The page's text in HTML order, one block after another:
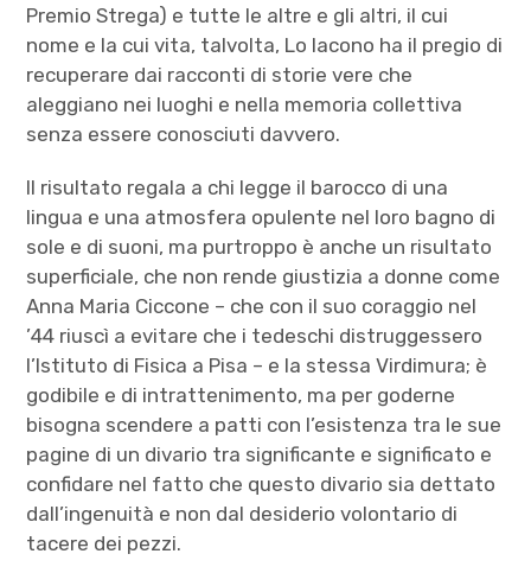
Premio Strega) e tutte le altre e gli altri, il cui
nome e la cui vita, talvolta, Lo Iacono ha il pregio di
recuperare dai racconti di storie vere che
aleggiano nei luoghi e nella memoria collettiva
senza essere conosciuti davvero.
Il risultato regala a chi legge il barocco di una
lingua e una atmosfera opulente nel loro bagno di
sole e di suoni, ma purtroppo è anche un risultato
superficiale, che non rende giustizia a donne come
Anna Maria Ciccone – che con il suo coraggio nel
’44 riuscì a evitare che i tedeschi distruggessero
l’Istituto di Fisica a Pisa – e la stessa Virdimura; è
godibile e di intrattenimento, ma per goderne
bisogna scendere a patti con l’esistenza tra le sue
pagine di un divario tra significante e significato e
confidare nel fatto che questo divario sia dettato
dall’ingenuità e non dal desiderio volontario di
tacere dei pezzi.